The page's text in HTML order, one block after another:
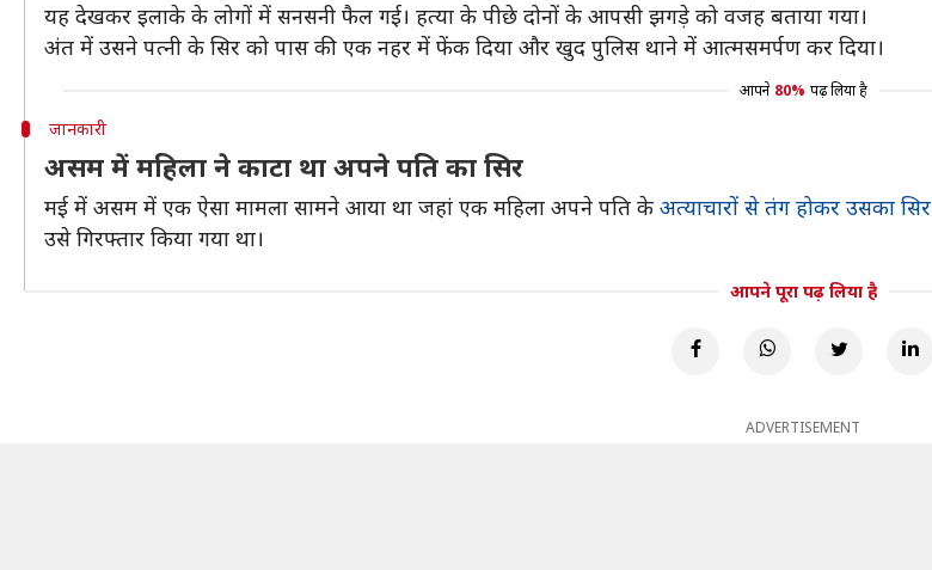
यह देखकर इलाके के लोगों में सनसनी फैल गई। हत्या के पीछे दोनों के आपसी झगड़े को वजह बताया गया।
अंत में उसने पत्नी के सिर को पास की एक नहर में फेंक दिया और खुद पुलिस थाने में आत्मसमर्पण कर दिया।
आपने 80% पढ़ लिया है
जानकारी
असम में महिला ने काटा था अपने पति का सिर
मई में असम में एक ऐसा मामला सामने आया था जहां एक महिला अपने पति के अत्याचारों से तंग होकर उसका सिर
उसे गिरफ्तार किया गया था।
आपने पूरा पढ़ लिया है
ADVERTISEMENT